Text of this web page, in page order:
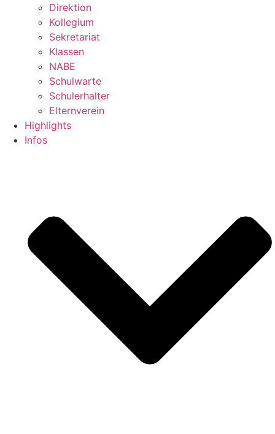
Direktion
Kollegium
Sekretariat
Klassen
NABE
Schulwarte
Schulerhalter
Elternverein
Highlights
Infos